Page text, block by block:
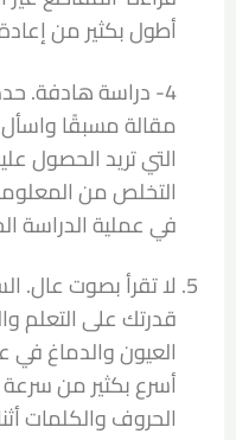
أطول بكثير من
4- دراسة هادفة.
مقالة مسبقًا
التي تريد الحصول
التخلص من
في عملية الدراسة
لا تقرأ بصوت عال.
قدرتك على التعلم
العيون والدماغ
أسرع بكثير من
الحروف والكلمات